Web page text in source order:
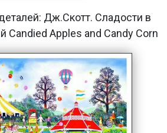
Дж.Скотт. Сладости в
Candied Apples and Candy Corn